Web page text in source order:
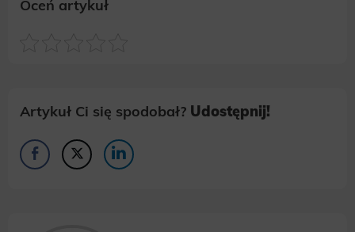
Oceń artykuł
Artykuł Ci się spodobał? Udostępnij!